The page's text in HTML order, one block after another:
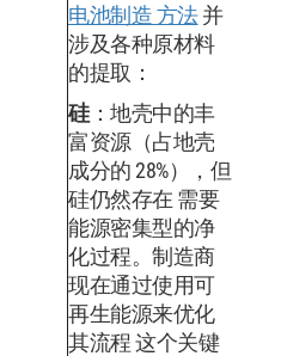
电池制造 方法并
涉及各种原材料
的提取：
硅：地壳中的丰
富资源（占地壳
成分的 28%），但
硅仍然存在 需要
能源密集型的净
化过程。制造商
现在通过使用可
再生能源来优化
其流程 这个关键